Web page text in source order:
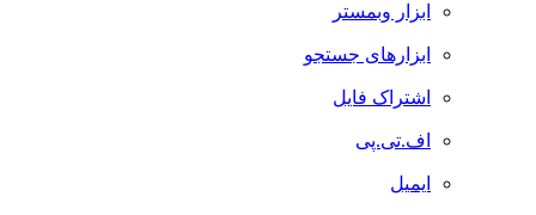
ابزار وبمستر
ابزارهای جستجو
اشتراک فایل
اف.تی.پی
ایمیل